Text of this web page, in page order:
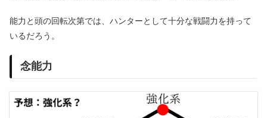
能力と頭の回転次第では、ハンターとして十分な戦闘力を持って
いるだろう。
念能力